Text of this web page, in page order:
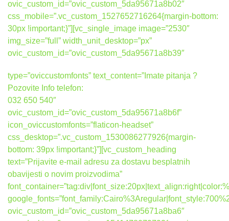
ovic_custom_id=”ovic_custom_5da95671a8b02″
css_mobile=”.vc_custom_1527652716264{margin-bottom:
30px !important;}”][vc_single_image image=”2530″
img_size=”full” width_unit_desktop=”px”
ovic_custom_id=”ovic_custom_5da95671a8b39″
type=”oviccustomfonts” text_content=”Imate pitanja ?
Pozovite Info telefon:
032 650 540″
ovic_custom_id=”ovic_custom_5da95671a8b6f”
icon_oviccustomfonts=”flaticon-headset”
css_desktop=”.vc_custom_1530086277926{margin-
bottom: 39px !important;}”][vc_custom_heading
text=”Prijavite e-mail adresu za dostavu besplatnih
obavijesti o novim proizvodima”
ovic_custom_id=”ovic_custom_5da95671a8ba6″